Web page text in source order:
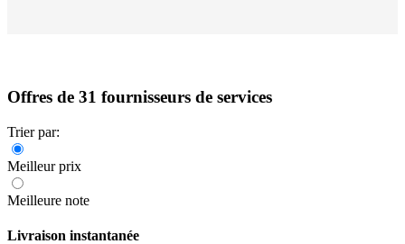
Offres de 31 fournisseurs de services
Trier par:
Meilleur prix
Meilleure note
Livraison instantanée